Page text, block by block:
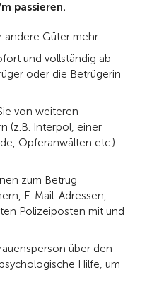
passieren.
andere Güter mehr.
und vollständig ab
oder die Betrügerin
von weiteren
(z.B. Interpol, einer
Opferanwälten etc.)
zum Betrug
E-Mail-Adressen,
Polizeiposten mit und
über den
Hilfe, um